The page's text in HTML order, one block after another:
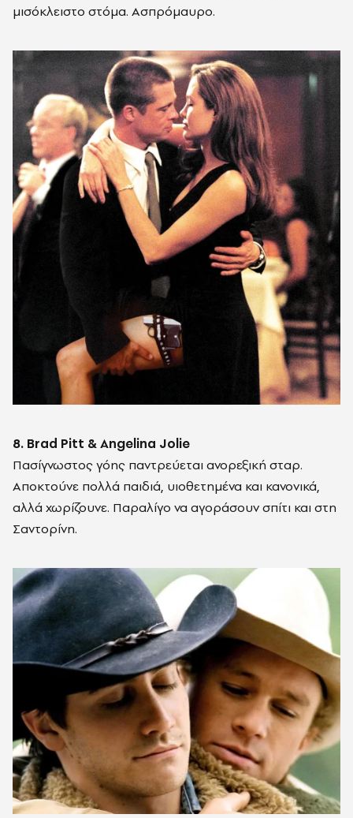
μισόκλειστο στόμα. Ασπρόμαυρο.
8. Brad Pitt & Angelina Jolie
Πασίγνωστος γόης παντρεύεται ανορεξική σταρ.
Αποκτούνε πολλά παιδιά, υιοθετημένα και κανονικά,
αλλά χωρίζουνε. Παραλίγο να αγοράσουν σπίτι και στη
Σαντορίνη.